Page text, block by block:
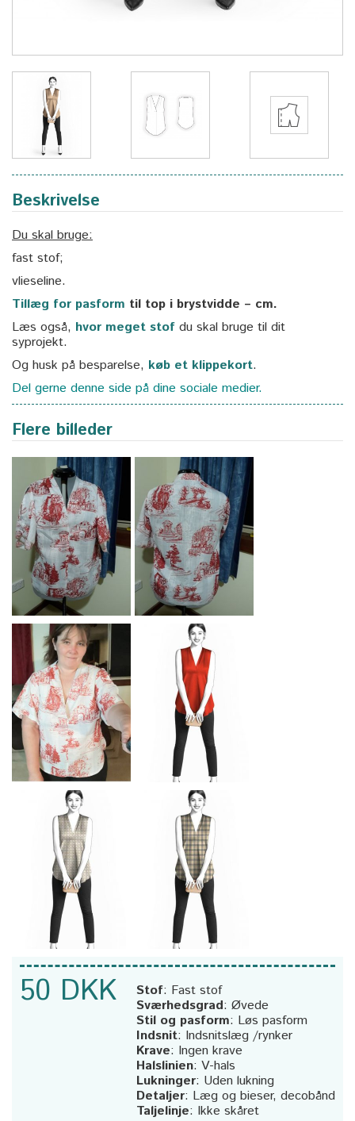
Beskrivelse
Du skal bruge:
fast stof;
vlieseline.
Tillæg for pasform til top i brystvidde – cm.
Læs også, hvor meget stof du skal bruge til dit
syprojekt.
Og husk på besparelse, køb et klippekort.
Del gerne denne side på dine sociale medier.
Flere billeder
50 DKK Stof: Fast stof
Sværhedsgrad: Øvede
Stil og pasform: Løs pasform
Indsnit: Indsnitslæg /rynker
Krave: Ingen krave
Halslinien: V-hals
Lukninger: Uden lukning
Detaljer: Læg og bieser, decobånd
Taljelinje: Ikke skåret